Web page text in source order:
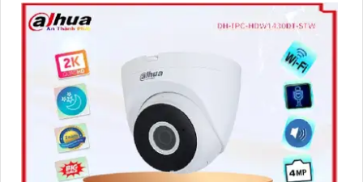
30m, phù hợp lắp đặt cho gia đình, văn phòng, cửa hàng,